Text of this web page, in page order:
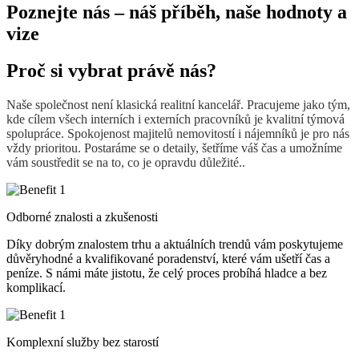
Poznejte nás – náš příběh, naše hodnoty a
vize
Proč si vybrat právě nás?
Naše společnost není klasická realitní kancelář. Pracujeme jako tým,
kde cílem všech interních i externích pracovníků je kvalitní týmová
spolupráce. Spokojenost majitelů nemovitostí i nájemníků je pro nás
vždy prioritou. Postaráme se o detaily, šetříme váš čas a umožníme
vám soustředit se na to, co je opravdu důležité..
Odborné znalosti a zkušenosti
Díky dobrým znalostem trhu a aktuálních trendů vám poskytujeme
důvěryhodné a kvalifikované poradenství, které vám ušetří čas a
peníze. S námi máte jistotu, že celý proces probíhá hladce a bez
komplikací.
Komplexní služby bez starostí